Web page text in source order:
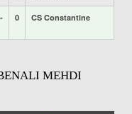
- 0 CS Constantine
MEHDI